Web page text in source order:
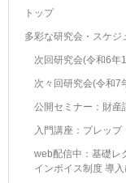
トップ
多彩な研究会・スケジ
次回研究会(令和6年
次々回研究会(令和7
公開セミナー：財産
入門講座：プレップ
web配信中：基礎レ
インボイス制度 導入